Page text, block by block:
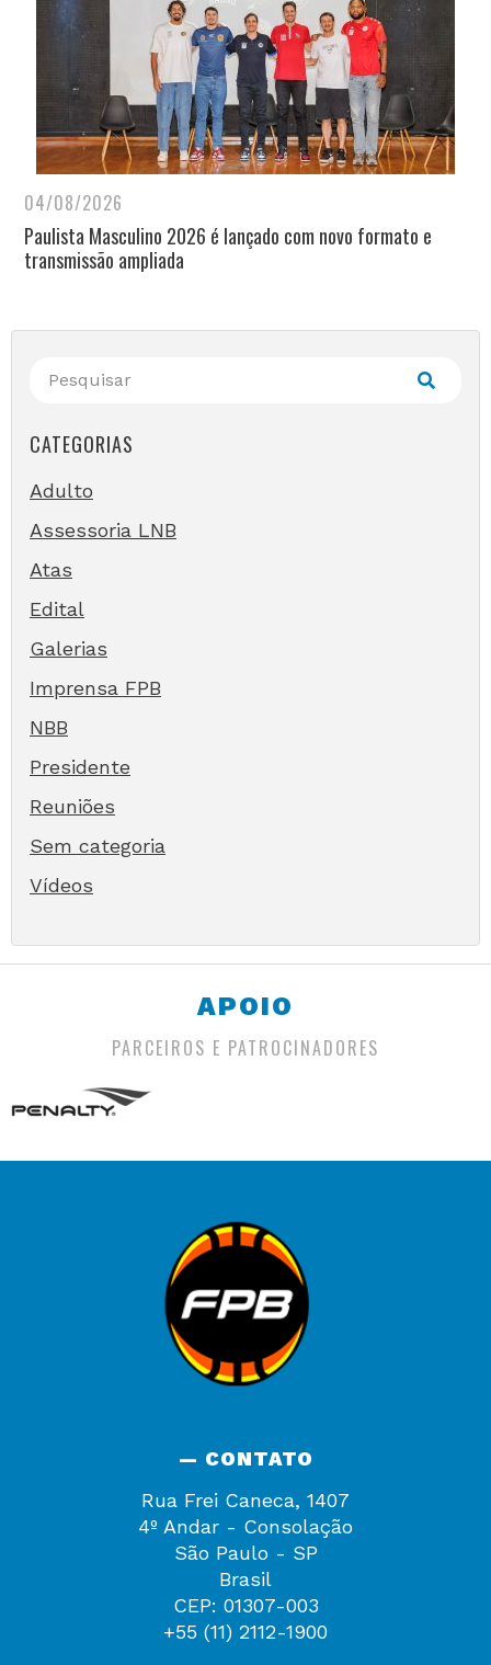
04/08/2026
Paulista Masculino 2026 é lançado com novo formato e
transmissão ampliada
CATEGORIAS
Adulto
Assessoria LNB
Atas
Edital
Galerias
Imprensa FPB
NBB
Presidente
Reuniões
Sem categoria
Vídeos
APOIO
PARCEIROS E PATROCINADORES
— CONTATO
Rua Frei Caneca, 1407
4º Andar - Consolação
São Paulo - SP
Brasil
CEP: 01307-003
+55 (11) 2112-1900